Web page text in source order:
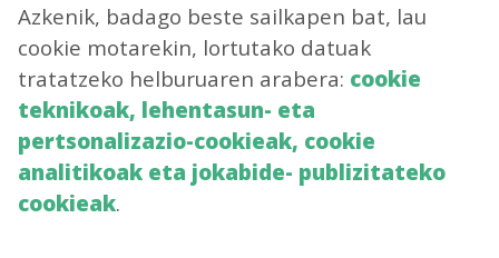
Azkenik, badago beste sailkapen bat, lau
cookie motarekin, lortutako datuak
tratatzeko helburuaren arabera: cookie
teknikoak, lehentasun- eta
pertsonalizazio-cookieak, cookie
analitikoak eta jokabide- publizitateko
cookieak.